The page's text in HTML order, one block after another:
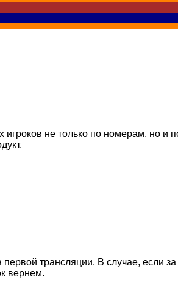
не только по номерам, но и
трансляции. В случае, если за
вернем.